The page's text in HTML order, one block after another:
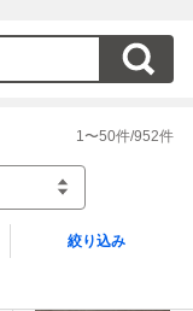
1 〜50件/952件
絞り込み